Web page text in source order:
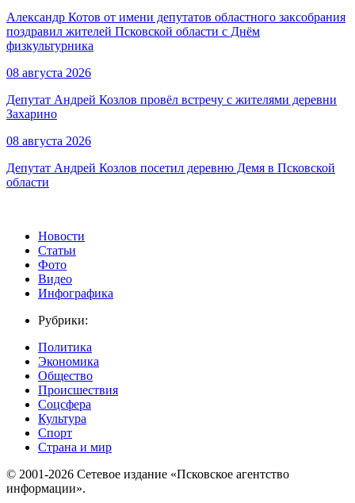
Александр Котов от имени депутатов областного заксобрания
поздравил жителей Псковской области с Днём
физкультурника
08 августа 2026
Депутат Андрей Козлов провёл встречу с жителями деревни
Захарино
08 августа 2026
Депутат Андрей Козлов посетил деревню Демя в Псковской
области
Новости
Статьи
Фото
Видео
Инфографика
Рубрики:
Политика
Экономика
Общество
Происшествия
Соцсфера
Культура
Спорт
Страна и мир
© 2001-2026 Сетевое издание «Псковское агентство
информации».